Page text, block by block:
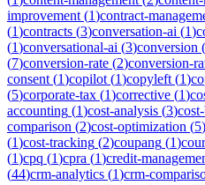
improvement (1)contract-
(1)contracts (3)conversation-ai (1)
(1)conversational-ai (3)conversion (
(7)conversion-rate (2)conversion-
consent (1)copilot (1)copyleft (1)
(5)corporate-tax (1)corrective (1)
accounting (1)cost-analysis (3)
comparison (2)cost-optimization (5)
(1)cost-tracking (2)coupang (1)
(1)cpq (1)cpra (1)credit-
(44)crm-analytics (1)crm-